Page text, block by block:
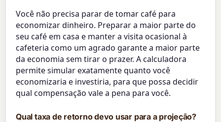
Você não precisa parar de tomar café para
economizar dinheiro. Preparar a maior parte do
seu café em casa e manter a visita ocasional à
cafeteria como um agrado garante a maior parte
da economia sem tirar o prazer. A calculadora
permite simular exatamente quanto você
economizaria e investiria, para que possa decidir
qual compensação vale a pena para você.
Qual taxa de retorno devo usar para a projeção?